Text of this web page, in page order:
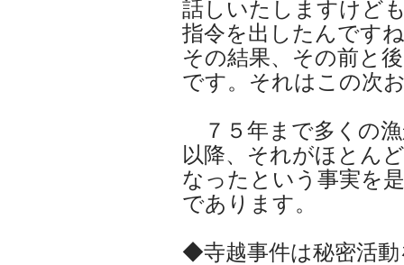
話しいたしますけど
指令を出したんです
その結果、その前と
です。それはこの次
７５年まで多くの
以降、それがほとん
なったという事実を
であります。
◆寺越事件は秘密活